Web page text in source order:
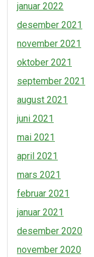
januar 2022
desember 2021
november 2021
oktober 2021
september 2021
august 2021
juni 2021
mai 2021
april 2021
mars 2021
februar 2021
januar 2021
desember 2020
november 2020